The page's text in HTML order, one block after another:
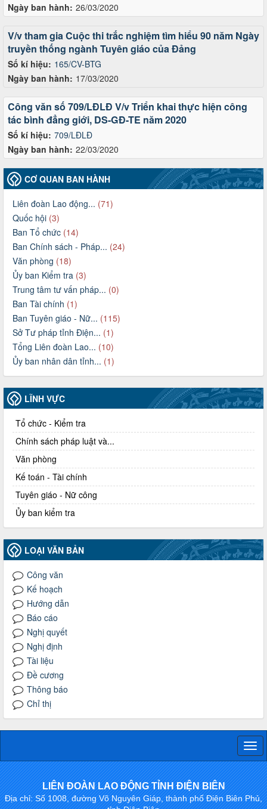
Ngày ban hành: 26/03/2020
Số kí hiệu: 165/CV-BTG
Ngày ban hành: 17/03/2020
V/v tham gia Cuộc thi trắc nghiệm tìm hiểu 90 năm Ngày
truyền thống ngành Tuyên giáo của Đảng
Số kí hiệu: 709/LĐLĐ
Ngày ban hành: 22/03/2020
Công văn số 709/LĐLĐ V/v Triển khai thực hiện công
tác bình đẳng giới, DS-GĐ-TE năm 2020
CƠ QUAN BAN HÀNH
Liên đoàn Lao động... (71)
Quốc hội (3)
Ban Tổ chức (14)
Ban Chính sách - Pháp... (24)
Văn phòng (18)
Ủy ban Kiểm tra (3)
Trung tâm tư vấn pháp... (0)
Ban Tài chính (1)
Ban Tuyên giáo - Nữ... (115)
Sở Tư pháp tỉnh Điện... (1)
Tổng Liên đoàn Lao... (10)
Ủy ban nhân dân tỉnh... (1)
LĨNH VỰC
Tổ chức - Kiểm tra
Chính sách pháp luật và...
Văn phòng
Kế toán - Tài chính
Tuyên giáo - Nữ công
Ủy ban kiểm tra
LOẠI VĂN BẢN
Công văn
Kế hoạch
Hướng dẫn
Báo cáo
Nghị quyết
Nghị định
Tài liệu
Đề cương
Thông báo
Chỉ thị
LIÊN ĐOÀN LAO ĐỘNG TỈNH ĐIỆN BIÊN
Địa chỉ: Số 1008, đường Võ Nguyên Giáp, thành phố Điện Biên Phủ,